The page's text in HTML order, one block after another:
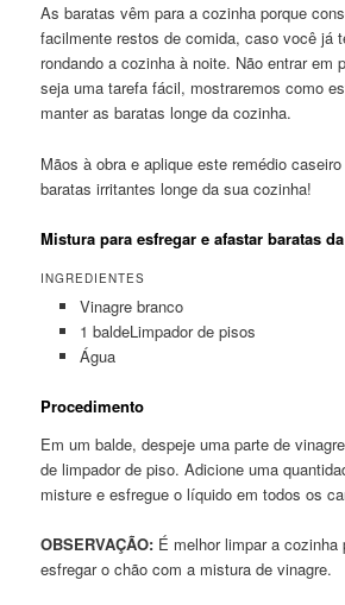
As baratas vêm para a cozinha porque
facilmente restos de comida, caso você já
rondando a cozinha à noite. Não entrar em
seja uma tarefa fácil, mostraremos como
manter as baratas longe da cozinha.
Mãos à obra e aplique este remédio
baratas irritantes longe da sua cozinha!
Mistura para esfregar e afastar baratas
INGREDIENTES
Vinagre branco
1 baldeLimpador de pisos
Água
Procedimento
Em um balde, despeje uma parte de
de limpador de piso. Adicione uma
misture e esfregue o líquido em todos os
OBSERVAÇÃO: É melhor limpar a cozinha
esfregar o chão com a mistura de vinagre.